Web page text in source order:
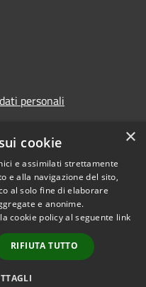
personali
Copyright © 2026 • Comune di
Pioltello • Powered by
Municipium•Accesso
redazione
×
cookie
e assimilati strettamente
e alla navigazione del sito,
al solo fine di elaborare
e anonime.
cookie policy al seguente link
RIFIUTA TUTTO